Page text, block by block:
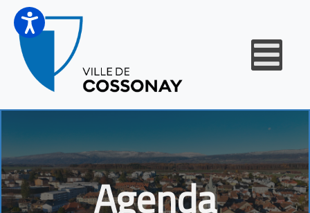
Agenda